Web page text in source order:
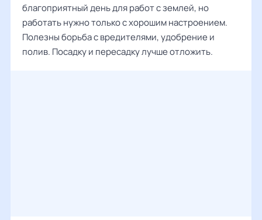
благоприятный день для работ с землей, но
работать нужно только с хорошим настроением.
Полезны борьба с вредителями, удобрение и
полив. Посадку и пересадку лучше отложить.